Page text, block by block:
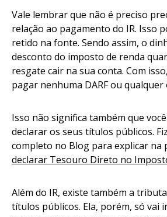
Vale lembrar que não é preciso
relação ao pagamento do IR. Isso
retido na fonte. Sendo assim, o
desconto do imposto de renda
resgate cair na sua conta. Com
pagar nenhuma DARF ou
Isso não significa também que
declarar os seus títulos públicos.
completo no Blog para explicar na
declarar Tesouro Direto no
Além do IR, existe também a
títulos públicos. Ela, porém, só vai